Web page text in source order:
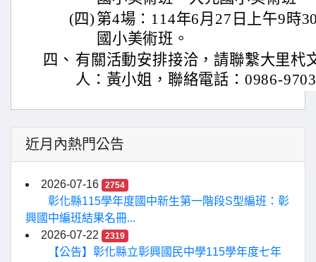
(四) 第4場：114年6月27日上午9時
國小美術班。
四、 有關活動安排接洽，請聯繫大里杙
人：黃小姐，聯絡電話：0986-
近月內熱門公告
2026-07-16 2754
彰化縣115學年度國中新生第一階段S型編班：彰
興國中編班結果名冊...
2026-07-22
2319
【公告】彰化縣立彰興國民中學115學年度七年